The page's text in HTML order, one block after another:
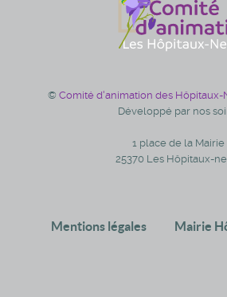
© Comité d'animation des Hôpitaux-
Développé par nos
1 place de la Mairie
25370 Les Hôpitaux-
Mentions légales Mairie